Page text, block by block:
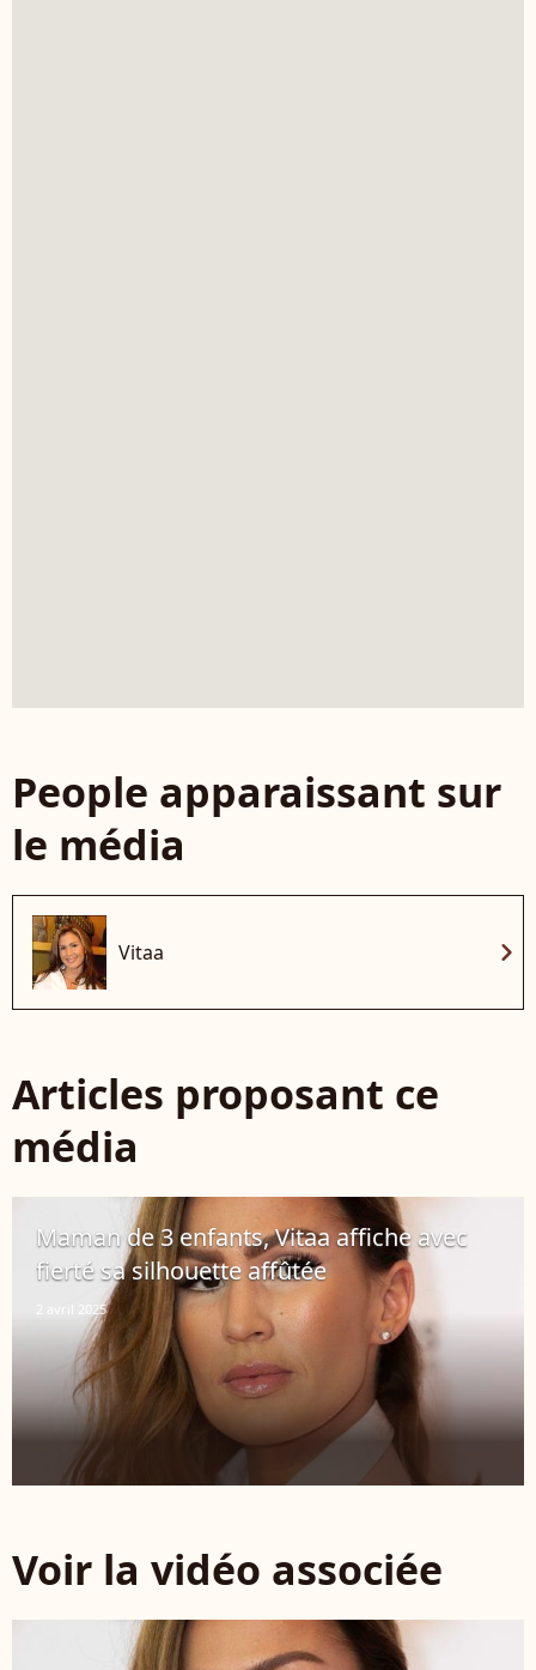
People apparaissant sur
le média
Vitaa chevron_right
Articles proposant ce
média
Maman de 3 enfants, Vitaa affiche avec
fierté sa silhouette affûtée
2 avril 2025
Voir la vidéo associée